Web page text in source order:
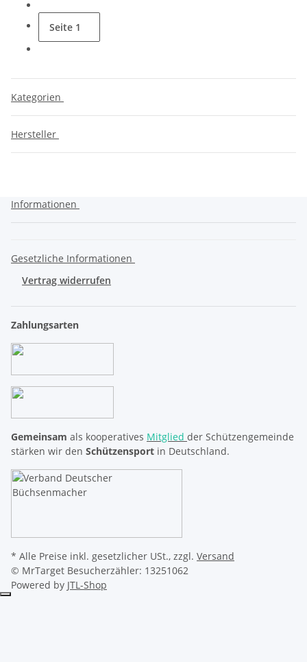
Seite 1
Kategorien
Hersteller
Informationen
Gesetzliche Informationen
Vertrag widerrufen
Zahlungsarten
Gemeinsam als kooperatives Mitglied der Schützengemeinde
stärken wir den Schützensport in Deutschland.
* Alle Preise inkl. gesetzlicher USt., zzgl. Versand
© MrTarget Besucherzähler: 13251062
Powered by JTL-Shop